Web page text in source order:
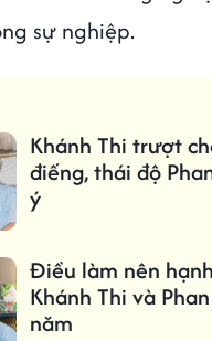
sự nghiệp.
Khánh Thi trượt
điếng, thái độ
ý
Điều làm nên
Khánh Thi và
năm